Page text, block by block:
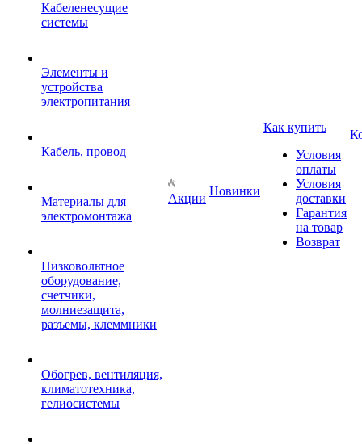
Кабеленесущие
системы
Элементы и
устройства
электропитания
Кабель, провод
Материалы для
электромонтажа
Низковольтное
оборудование,
счетчики,
молниезащита,
разъемы, клеммники
Обогрев, вентиляция,
климатотехника,
гелиосистемы
Акции
Новинки
Как купить
Условия
оплаты
Условия
доставки
Гарантия
на товар
Возврат